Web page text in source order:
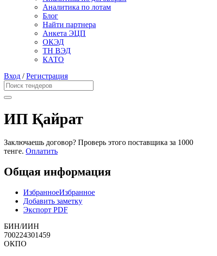
Аналитика по лотам
Блог
Найти партнера
Анкета ЭЦП
ОКЭД
ТН ВЭД
КАТО
Вход /Регистрация
ИП Қайрат
Заключаешь договор? Проверь этого поставщика за 1000
тенге. Оплатить
Общая информация
ИзбранноеИзбранное
Добавить заметку
Экспорт PDF
БИН/ИИН
700224301459
ОКПО